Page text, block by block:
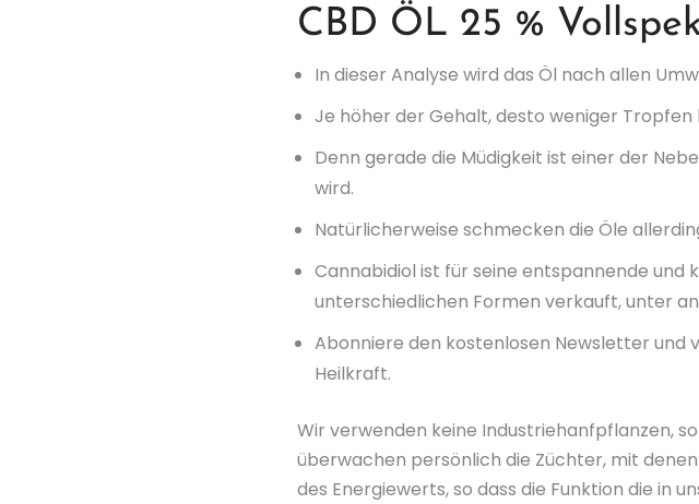
CBD ÖL 25 %
In dieser Analyse wird das Öl nach allen
Je höher der Gehalt, desto weniger Tropfen
Denn gerade die Müdigkeit ist einer der
wird.
Natürlicherweise schmecken die Öle
Cannabidiol ist für seine entspannende
unterschiedlichen Formen verkauft, unter
Abonniere den kostenlosen Newsletter und
Heilkraft.
Wir verwenden keine Industriehanfpflanzen,
überwachen persönlich die Züchter, mit
des Energiewerts, so dass die Funktion die in